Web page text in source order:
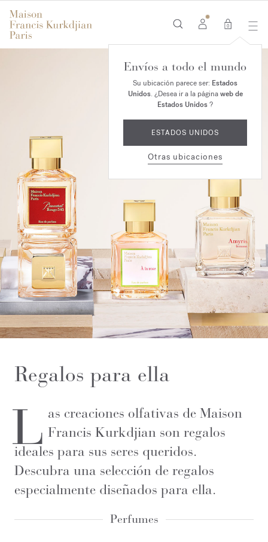
0
Envíos a todo el mundo
Su ubicación parece ser: Estados
Unidos. ¿Desea ir a la páginaweb de
Estados Unidos?
ESTADOS UNIDOS
Otras ubicaciones
Regalos para ella
L as creaciones olfativas de Maison
Francis Kurkdjian son regalos
ideales para sus seres queridos.
Descubra una selección de regalos
especialmente diseñados para ella.
Perfumes